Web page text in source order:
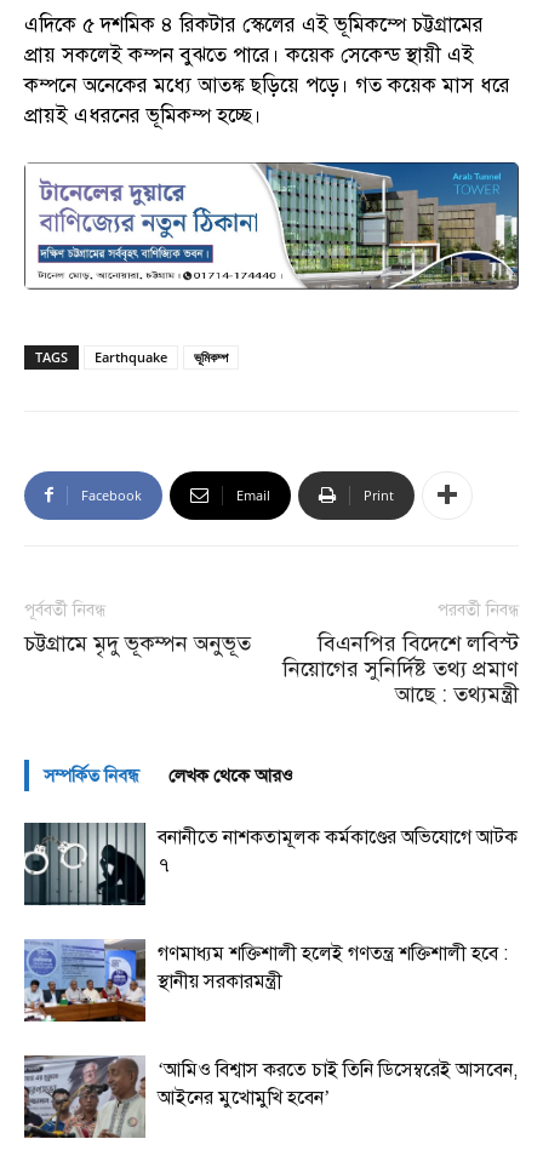
এদিকে ৫ দশমিক ৪ রিকটার স্কেলের এই ভূমিকম্পে চট্টগ্রামের
প্রায় সকলেই কম্পন বুঝতে পারে। কয়েক সেকেন্ড স্থায়ী এই
কম্পনে অনেকের মধ্যে আতঙ্ক ছড়িয়ে পড়ে। গত কয়েক মাস ধরে
প্রায়ই এধরনের ভূমিকম্প হচ্ছে।
TAGS Earthquake ভূমিকম্প
Facebook Email Print
পূর্ববর্তী নিবন্ধ
চট্টগ্রামে মৃদু ভূকম্পন অনুভূত
পরবর্তী নিবন্ধ
বিএনপির বিদেশে লবিস্ট
নিয়োগের সুনির্দিষ্ট তথ্য প্রমাণ
আছে : তথ্যমন্ত্রী
সম্পর্কিত নিবন্ধ লেখক থেকে আরও
বনানীতে নাশকতামূলক কর্মকাণ্ডের অভিযোগে আটক
৭
গণমাধ্যম শক্তিশালী হলেই গণতন্ত্র শক্তিশালী হবে :
স্থানীয় সরকারমন্ত্রী
‘আমিও বিশ্বাস করতে চাই তিনি ডিসেম্বরেই আসবেন,
আইনের মুখোমুখি হবেন’